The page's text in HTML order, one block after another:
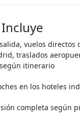
vuelos directos
traslados
itinerario
en los hoteles
completa según